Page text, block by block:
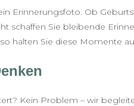
Erinnerungsfoto. Ob
schaffen Sie bleibende
halten Sie diese Momente
Kein Problem – wir